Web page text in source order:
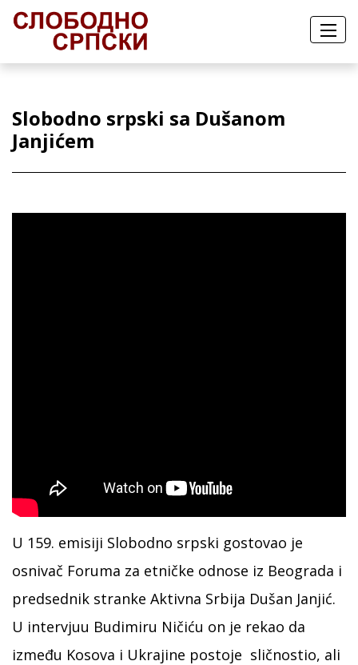
Slobodno srpski sa Dušanom
Janjićem
U 159. emisiji Slobodno srpski gostovao je
osnivač Foruma za etničke odnose iz Beograda i
predsednik stranke Aktivna Srbija Dušan Janjić.
U intervjuu Budimiru Ničiću on je rekao da
između Kosova i Ukrajine postoje sličnostio, ali